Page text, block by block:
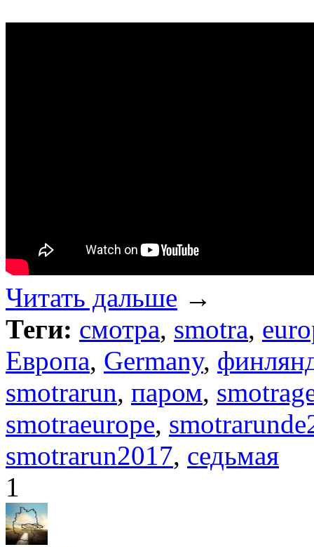
Читать дальше →
Теги: смотра, smotra,
Европа, Germany,
smotrarun, паром,
smotraeurope,
smotrarun2017, седьмая
1